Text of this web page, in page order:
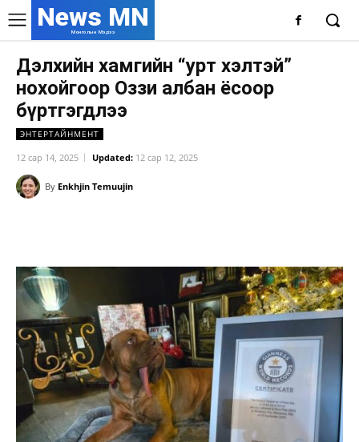
News MN
Монголын Мэдээ
Дэлхийн хамгийн “урт хэлтэй”
нохойгоор Оззи албан ёсоор
бүртгэгдлээ
ЭНТЕРТАЙНМЕНТ
12 сар 14, 2025 Updated: 12 сар 12, 2025
By Enkhjin Temuujin